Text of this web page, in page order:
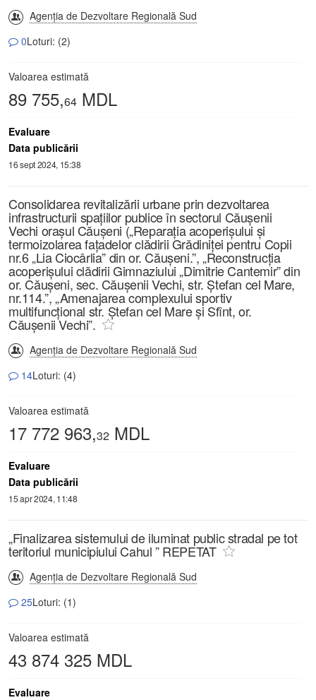
Agenția de Dezvoltare Regională Sud
0Loturi: (2)
Valoarea estimată
89 755,64 MDL
Evaluare
Data publicării
16 sept 2024, 15:38
Consolidarea revitalizării urbane prin dezvoltarea
infrastructurii spațiilor publice în sectorul Căușenii
Vechi orașul Căușeni („Reparația acoperișului și
termoizolarea fațadelor clădirii Grădiniței pentru Copii
nr.6 „Lia Ciocârlia” din or. Căușeni.”, „Reconstrucția
acoperișului clădirii Gimnaziului „Dimitrie Cantemir” din
or. Căușeni, sec. Căușenii Vechi, str. Ștefan cel Mare,
nr.114.”, „Amenajarea complexului sportiv
multifuncțional str. Ștefan cel Mare și Sfînt, or.
Căușenii Vechi”.
Agenția de Dezvoltare Regională Sud
14Loturi: (4)
Valoarea estimată
17 772 963,32 MDL
Evaluare
Data publicării
15 apr 2024, 11:48
„Finalizarea sistemului de iluminat public stradal pe tot
teritoriul municipiului Cahul ” REPETAT
Agenția de Dezvoltare Regională Sud
25Loturi: (1)
Valoarea estimată
43 874 325 MDL
Evaluare